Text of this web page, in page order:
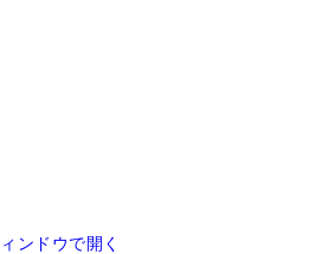
ンドウで開く